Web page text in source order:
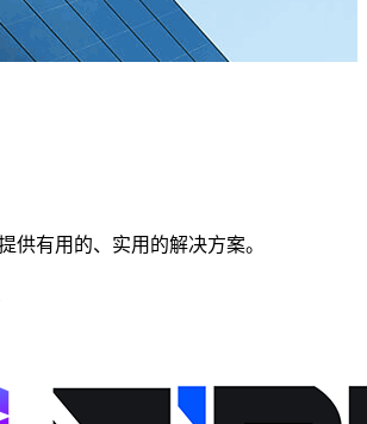
供有用的、实用的解决方案。